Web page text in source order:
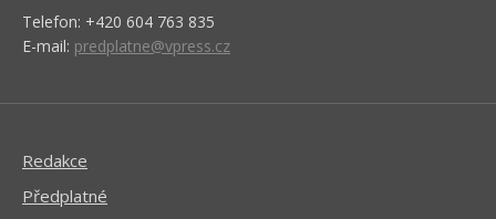
Telefon: +420 604 763 835
E-mail: predplatne@vpress.cz
Redakce
Předplatné